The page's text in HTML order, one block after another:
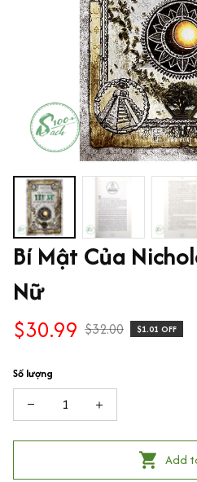
Bí Mật Của
Nữ
$30.99 $32.00 $1.01 OFF
Số lượng
Add